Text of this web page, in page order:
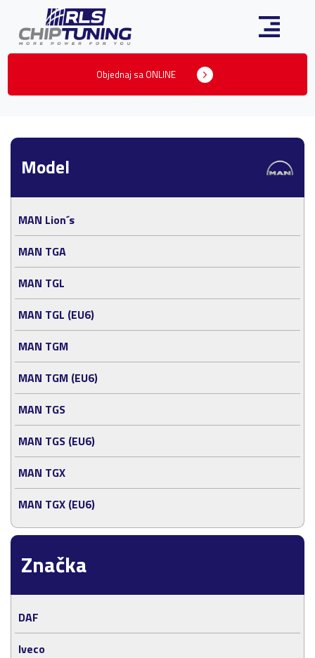
Objednaj sa ONLINE
Značka
DAF
Iveco
Model
MAN Lion´s
MAN TGA
MAN TGL
MAN TGL (EU6)
MAN TGM
MAN TGM (EU6)
MAN TGS
MAN TGS (EU6)
MAN TGX
MAN TGX (EU6)